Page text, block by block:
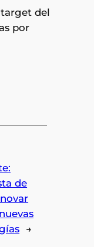
del
por
de
→